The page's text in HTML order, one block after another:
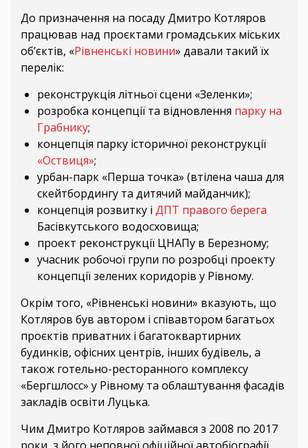
До призначення на посаду Дмитро Котляров
працював над проєктами громадських міських
об’єктів, «Рівненські новини» давали такий їх
перелік:
реконструкція літньої сцени «Зеленки»;
розробка концепції та відновлення парку на
Грабнику;
концепція парку історичної реконструкції
«Оствиця»;
урбан-парк «Перша точка» (втілена чаша для
скейтбордингу та дитячий майданчик);
концепція розвитку і ДПТ правого берега
Басівкутського водосховища;
проект реконструкції ЦНАПу в Березному;
учасник робочої групи по розробці проекту
концепції зелених коридорів у Рівному.
Окрім того, «Рівненські новини» вказують, що
Котляров був автором і співавтором багатьох
проєктів приватних і багатоквартирних
будинків, офісних центрів, інших будівель, а
також готельно-ресторанного комплексу
«Бергшлосс» у Рівному та облаштування фасадів
закладів освіти Луцька.
Чим Дмитро Котляров займався з 2008 по 2017